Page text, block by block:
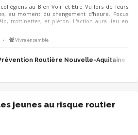
au Bien Voir et Etre Vu lors de leurs
au moment du changement d'heure. Focus
trottinettes, et piéton. L'action aura lieu en
• Vivre ensemble
Routière Nouvelle-Aquitaine
jeunes au risque routier